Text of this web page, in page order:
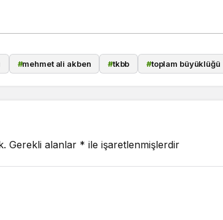
#mehmet ali akben #tkbb #toplam büyüklüğü
Gerekli alanlar * ile işaretlenmişlerdir